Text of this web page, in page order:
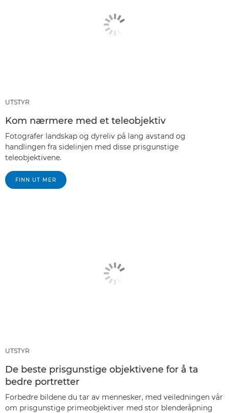
UTSTYR
Kom nærmere med et teleobjektiv
Fotografer landskap og dyreliv på lang avstand og
handlingen fra sidelinjen med disse prisgunstige
teleobjektivene.
FINN UT MER
UTSTYR
De beste prisgunstige objektivene for å ta
bedre portretter
Forbedre bildene du tar av mennesker, med veiledningen vår
om prisgunstige primeobjektiver med stor blenderåpning